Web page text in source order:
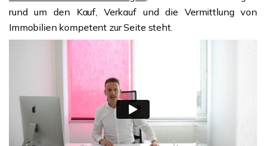
rund um den Kauf, Verkauf und die Vermittlung von
Immobilien kompetent zur Seite steht.